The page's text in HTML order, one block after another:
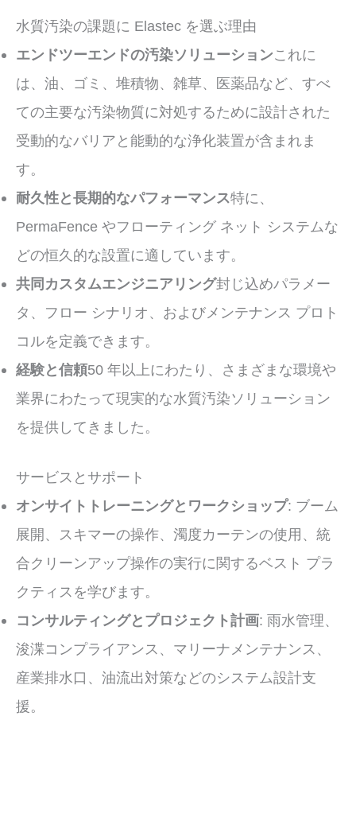
水質汚染の課題に Elastec を選ぶ理由
エンドツーエンドの汚染ソリューションこれに
は、油、ゴミ、堆積物、雑草、医薬品など、すべ
ての主要な汚染物質に対処するために設計された
受動的なバリアと能動的な浄化装置が含まれま
す。
耐久性と長期的なパフォーマンス特に、
PermaFence やフローティング ネット システムな
どの恒久的な設置に適しています。
共同カスタムエンジニアリング封じ込めパラメー
タ、フロー シナリオ、およびメンテナンス プロト
コルを定義できます。
経験と信頼50 年以上にわたり、さまざまな環境や
業界にわたって現実的な水質汚染ソリューション
を提供してきました。
サービスとサポート
オンサイトトレーニングとワークショップ: ブーム
展開、スキマーの操作、濁度カーテンの使用、統
合クリーンアップ操作の実行に関するベスト プラ
クティスを学びます。
コンサルティングとプロジェクト計画: 雨水管理、
浚渫コンプライアンス、マリーナメンテナンス、
産業排水口、油流出対策などのシステム設計支
援。